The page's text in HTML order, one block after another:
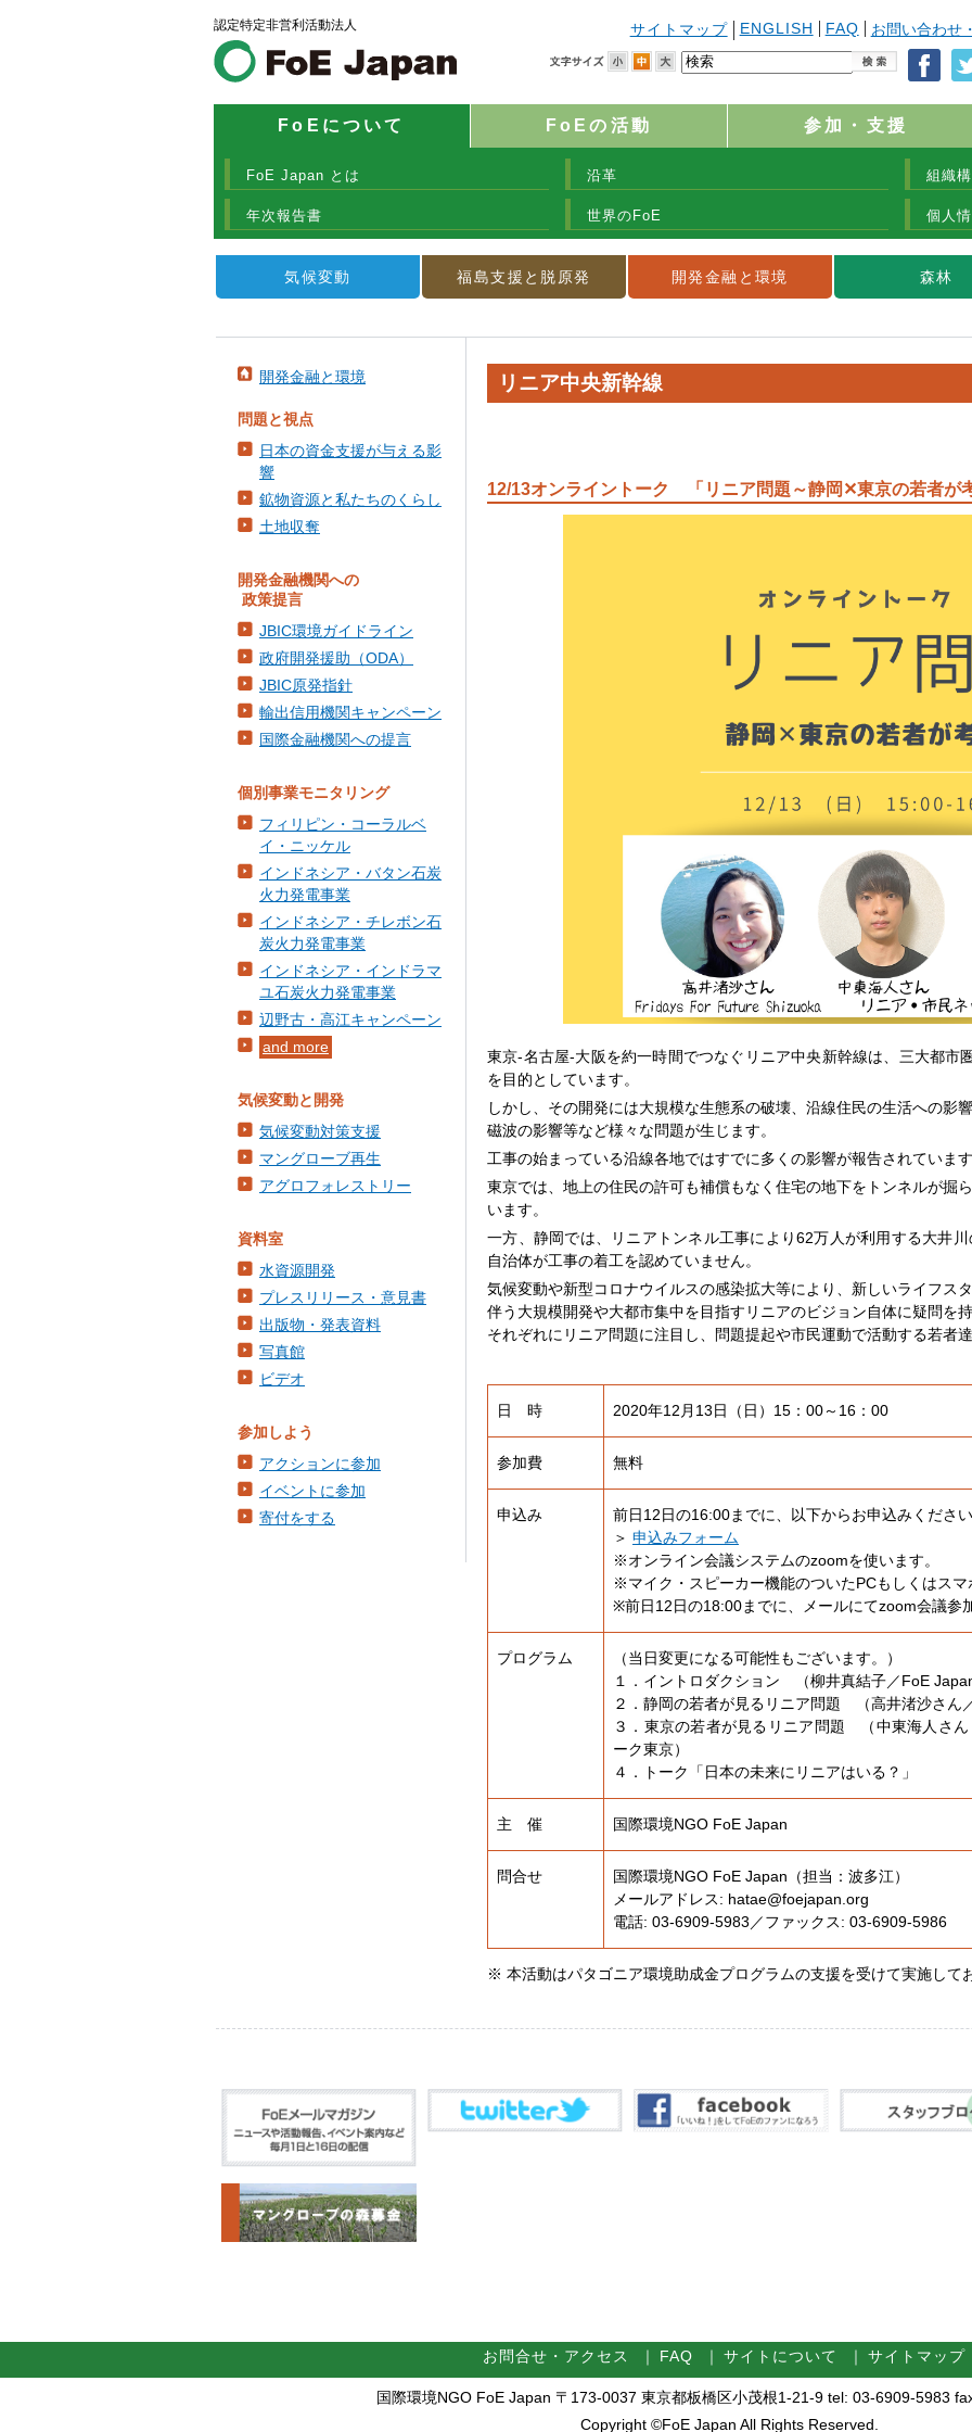
認定特定非営利活動法人 サイトマップ ENGLISH FAQ お問い合わせ
FoEについて FoEの活動 参加・支援
FoE Japan とは 沿革 組織
年次報告書 世界のFoE 個人
気候変動 福島支援と脱原発 開発金融と環境 森林
開発金融と環境
問題と視点
日本の資金支援が与える影
響
鉱物資源と私たちのくらし
土地収奪
開発金融機関への
政策提言
JBIC環境ガイドライン
政府開発援助（ODA）
JBIC原発指針
輸出信用機関キャンペーン
国際金融機関への提言
個別事業モニタリング
フィリピン・コーラルベ
イ・ニッケル
インドネシア・バタン石炭
火力発電事業
インドネシア・チレボン石
炭火力発電事業
インドネシア・インドラマ
ユ石炭火力発電事業
辺野古・高江キャンペーン
and more
気候変動と開発
気候変動対策支援
マングローブ再生
アグロフォレストリー
資料室
水資源開発
プレスリリース・意見書
出版物・発表資料
写真館
ビデオ
参加しよう
アクションに参加
イベントに参加
寄付をする
リニア中央新幹線
12/13オンライントーク 「リニア問題～静岡✕東京の若者が
東京-名古屋-大阪を約一時間でつなぐリニア中央新幹線は、三大都市
を目的としています。
しかし、その開発には大規模な生態系の破壊、沿線住民の生活への影
磁波の影響等など様々な問題が生じます。
工事の始まっている沿線各地ではすでに多くの影響が報告されていま
東京では、地上の住民の許可も補償もなく住宅の地下をトンネルが掘
います。
一方、静岡では、リニアトンネル工事により62万人が利用する大井
自治体が工事の着工を認めていません。
気候変動や新型コロナウイルスの感染拡大等により、新しいライフス
伴う大規模開発や大都市集中を目指すリニアのビジョン自体に疑問を
それぞれにリニア問題に注目し、問題提起や市民運動で活動する若者
日 時 2020年12月13日（日）15：00～16：00
参加費 無料
申込み
前日12日の16:00までに、以下からお申込みくださ
＞ 申込みフォーム
※オンライン会議システムのzoomを使います。
※マイク・スピーカー機能のついたPCもしくはス
※前日12日の18:00までに、メールにてzoom会議参
プログラム
（当日変更になる可能性もございます。）
１．イントロダクション （柳井真結子／FoE
２．静岡の若者が見るリニア問題 （高井渚沙さん
３．東京の若者が見るリニア問題 （中東海人さ
ーク東京）
４．トーク「日本の未来にリニアはいる？」
主 催 国際環境NGO FoE Japan
問合せ
国際環境NGO FoE Japan（担当：波多江）
メールアドレス: hatae@foejapan.org
電話: 03-6909-5983／ファックス: 03-6909-5986
※ 本活動はパタゴニア環境助成金プログラムの支援を受けて実施して
お問合せ・アクセス FAQ サイトについて サイトマップ
国際環境NGO FoE Japan 〒173-0037 東京都板橋区小茂根1-21-9 tel: 03-6909-5983
Copyright ©FoE Japan All Rights Reserved.